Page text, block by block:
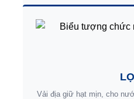
Vải địa giữ hạt mịn, cho